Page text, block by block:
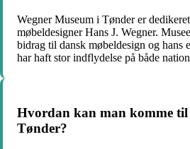
Wegner Museum i Tønder er
møbeldesigner Hans J. Wegner.
bidrag til dansk møbeldesign og hans
har haft stor indflydelse på både
Hvordan kan man komme til
Tønder?